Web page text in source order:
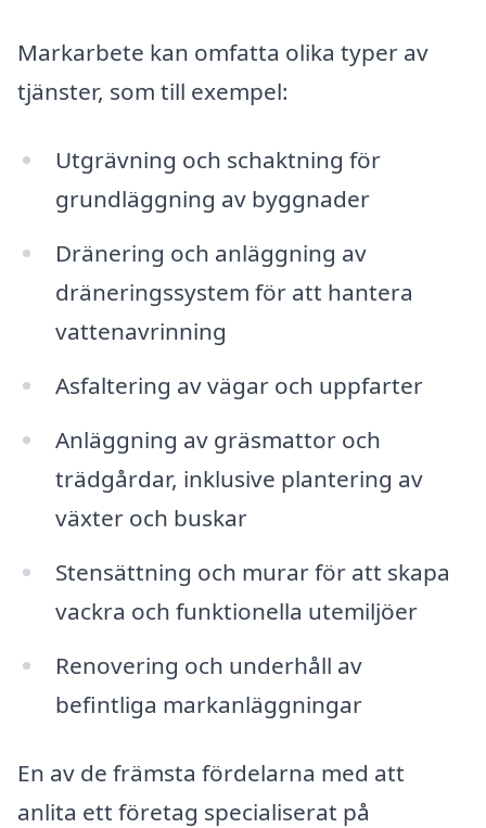
Markarbete kan omfatta olika typer av
tjänster, som till exempel:
Utgrävning och schaktning för
grundläggning av byggnader
Dränering och anläggning av
dräneringssystem för att hantera
vattenavrinning
Asfaltering av vägar och uppfarter
Anläggning av gräsmattor och
trädgårdar, inklusive plantering av
växter och buskar
Stensättning och murar för att skapa
vackra och funktionella utemiljöer
Renovering och underhåll av
befintliga markanläggningar
En av de främsta fördelarna med att
anlita ett företag specialiserat på